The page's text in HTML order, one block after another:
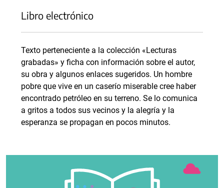
Libro electrónico
Texto perteneciente a la colección «Lecturas
grabadas» y ficha con información sobre el autor,
su obra y algunos enlaces sugeridos. Un hombre
pobre que vive en un caserío miserable cree haber
encontrado petróleo en su terreno. Se lo comunica
a gritos a todos sus vecinos y la alegría y la
esperanza se propagan en pocos minutos.